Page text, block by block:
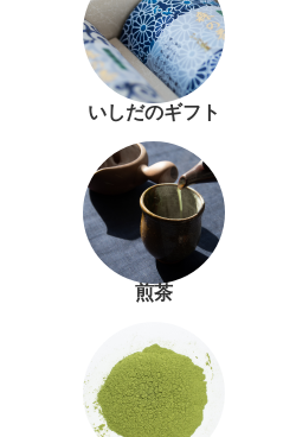
いしだのギフト
煎茶